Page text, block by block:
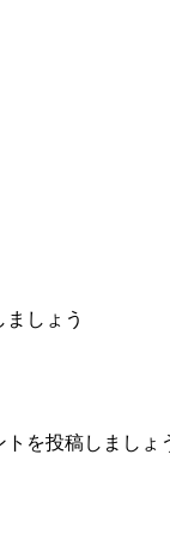
しょう
を投稿しましょ